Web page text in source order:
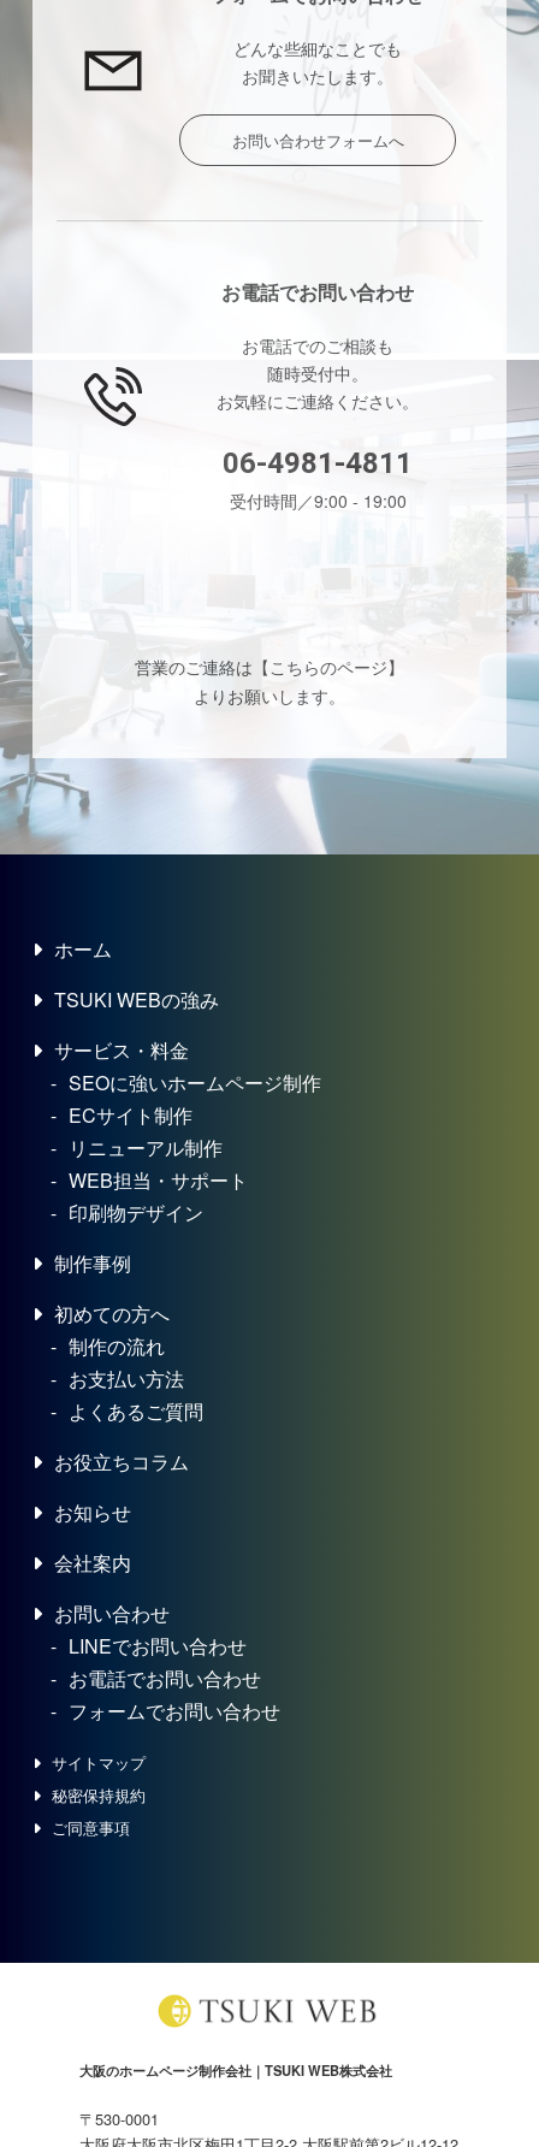
どんな些細なことでも
お聞きいたします。
お問い合わせフォームへ
お電話でお問い合わせ
お電話でのご相談も
随時受付中。
お気軽にご連絡ください。
06-4981-4811
受付時間／9:00 - 19:00
営業のご連絡は【こちらのページ】
よりお願いします。
ホーム
TSUKI WEBの強み
サービス・料金
SEOに強いホームページ制作
ECサイト制作
リニューアル制作
WEB担当・サポート
印刷物デザイン
制作事例
初めての方へ
制作の流れ
お支払い方法
よくあるご質問
お役立ちコラム
お知らせ
会社案内
お問い合わせ
LINEでお問い合わせ
お電話でお問い合わせ
フォームでお問い合わせ
サイトマップ
秘密保持規約
ご同意事項
大阪のホームページ制作会社｜TSUKI WEB株式会社
〒530-0001